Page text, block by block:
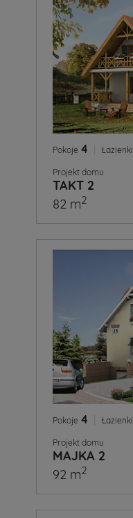
Pokoje 4 Łazienki
Projekt domu
TAKT 2
82 m2
Pokoje 4 Łazienki
Projekt domu
MAJKA 2
92 m2